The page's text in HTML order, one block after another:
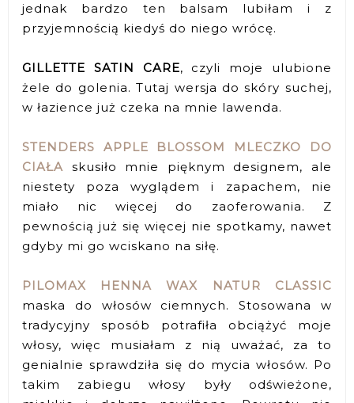
jednak bardzo ten balsam lubiłam i z
przyjemnością kiedyś do niego wrócę.
GILLETTE SATIN CARE, czyli moje ulubione
żele do golenia. Tutaj wersja do skóry suchej,
w łazience już czeka na mnie lawenda.
STENDERS APPLE BLOSSOM MLECZKO DO
CIAŁA skusiło mnie pięknym designem, ale
niestety poza wyglądem i zapachem, nie
miało nic więcej do zaoferowania. Z
pewnością już się więcej nie spotkamy, nawet
gdyby mi go wciskano na siłę.
PILOMAX HENNA WAX NATUR CLASSIC
maska do włosów ciemnych. Stosowana w
tradycyjny sposób potrafiła obciążyć moje
włosy, więc musiałam z nią uważać, za to
genialnie sprawdziła się do mycia włosów. Po
takim zabiegu włosy były odświeżone,